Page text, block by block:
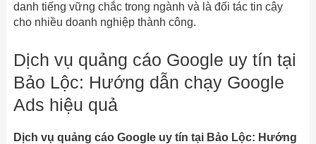
danh tiếng vững chắc trong ngành và là đối tác tin cậy
cho nhiều doanh nghiệp thành công.
Dịch vụ quảng cáo Google uy tín tại
Bảo Lộc: Hướng dẫn chạy Google
Ads hiệu quả
Dịch vụ quảng cáo Google uy tín tại Bảo Lộc: Hướng